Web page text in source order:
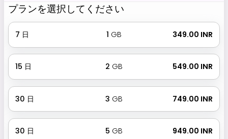
プランを選択してください
7 日 1 GB ₹ 349.00 INR
15 日 2 GB ₹ 549.00 INR
30 日 3 GB ₹ 749.00 INR
30 日 5 GB ₹ 949.00 INR